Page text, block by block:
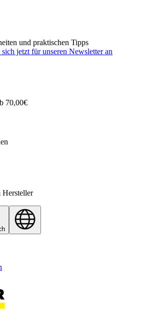
und praktischen Tipps
jetzt für unseren Newsletter an
70,00€